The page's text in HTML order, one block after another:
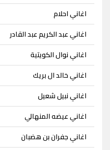
اغاني احلام
اغاني عبد الكريم عبد القادر
اغاني نوال الكويتية
اغاني خالد ال بريك
اغاني نبيل شعيل
اغاني عيضه المنهالي
اغاني جفران بن هضبان